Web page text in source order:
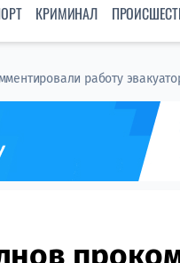
КРИМИНАЛ
работу